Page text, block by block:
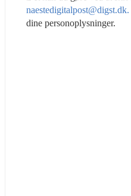
naestedigitalpost@digst.dk.
dine personoplysninger.